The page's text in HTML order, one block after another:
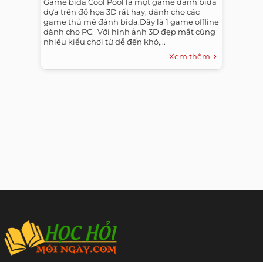
dựa trên đồ họa 3D rất hay, dành cho các
game thủ mê đánh bida.Đây là 1 game offline
dành cho PC. ​ Với hình ảnh 3D đẹp mắt cùng
nhiều kiểu chơi từ dễ đến khó,...
Xem thêm